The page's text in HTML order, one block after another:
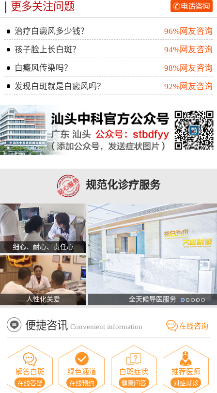
更多关注问题
治疗白癜风多少钱？
96%网友咨询
孩子脸上长白斑？
94%网友咨询
白癜风传染吗？
98%网友咨询
发现白斑就是白癜风吗？
92%网友咨询
规范化诊疗服务
细心、耐心、责任心
人性化关爱 全天候导医服务
便捷咨讯 Convenient information 在线咨询
解答白斑
在线答疑
绿色通道
在线预约
白斑症状
健康问答
推荐医师
对症就诊